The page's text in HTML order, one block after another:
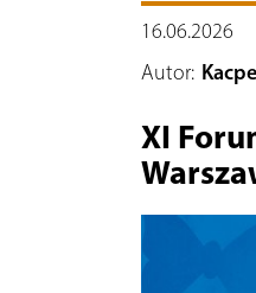
16.06.2026
Autor:
XI